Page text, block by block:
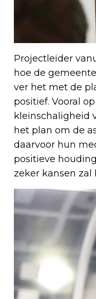
Projectleider
hoe de
ver het met de
positief. Vooral
kleinschaligheid
het plan om de
daarvoor hun
positieve
zeker kansen zal